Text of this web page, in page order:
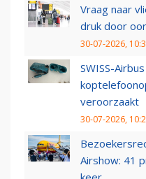
Vraag naar
druk door
30-07-2026,
SWISS-
veroorzaakt
30-07-2026,
Airshow: 41